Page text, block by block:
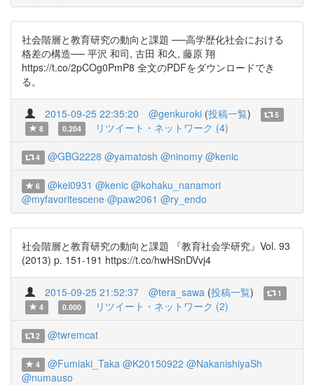
社会階層と教育研究の動向と課題 ──高学歴化社会における
格差の構造── 平沢 和司, 古田 和久, 藤原 翔
https://t.co/2pCOg0PmP8 全文のPDFをダウンロードでき
る。
2015-09-25 22:35:20 @genkuroki (投稿一覧)
5
8
0.204 リツイート・ネットワーク (4)
4 @GBG2228 @yamatosh @ninomy @kenic
6 @kei0931 @kenic @kohaku_nanamori
@myfavoritescene @paw2061 @ry_endo
社会階層と教育研究の動向と課題 『教育社会学研究』Vol. 93
(2013) p. 151-191 https://t.co/hwHSnDVvj4
2015-09-25 21:52:37 @tera_sawa (投稿一覧)
1
4
0.000 リツイート・ネットワーク (2)
2 @twremcat
4 @Fumiaki_Taka @K20150922 @NakanishiyaSh
@numauso